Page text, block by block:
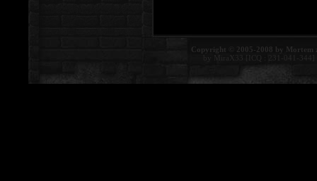
Copyright © 2005-2008 by Mortem
by MiraX33 [ICQ : 231-041-344]